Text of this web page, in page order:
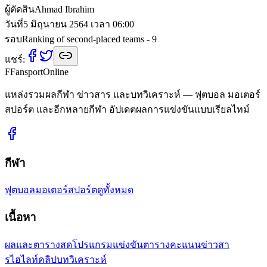
ผู้ตัดสินAhmad Ibrahim
วันที่5 มิถุนายน 2564 เวลา 06:00
รอบRanking of second-placed teams - 9
แชร์:
FFansportOnline
แหล่งรวมผลกีฬา ข่าวสาร และบทวิเคราะห์ — ฟุตบอล มอเตอร์
สปอร์ต และอีกหลายกีฬา อัปเดตผลการแข่งขันแบบเรียลไทม์
กีฬา
ฟุตบอลมอเตอร์สปอร์ตดูทั้งหมด
เนื้อหา
ผลและตารางสดโปรแกรมแข่งขันตารางคะแนนข่าวสา
รไฮไลท์คลิปบทวิเคราะห์